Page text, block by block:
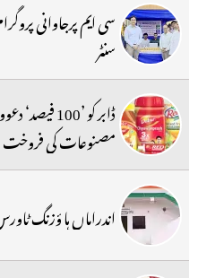
سی ایم پرجاوانی
سنٹر
ڈابر کو
مصنوعات کی فروخت
اندراماں ہا ؤزنگ